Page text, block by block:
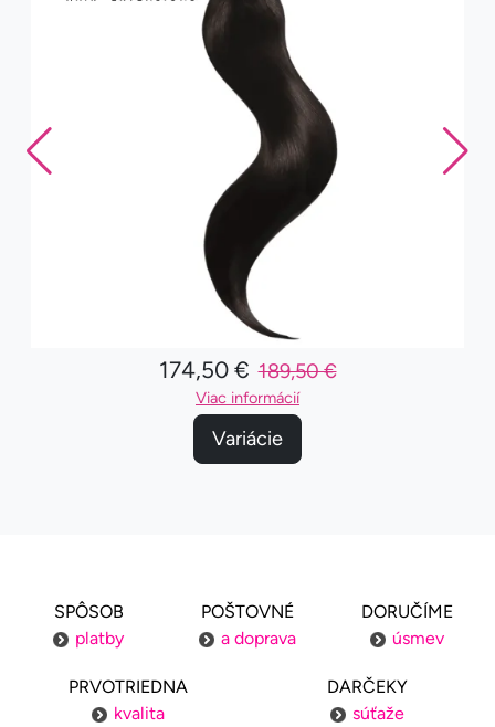
174,50 € 189,50 €
Viac informácií
Variácie
SPÔSOB
platby
POŠTOVNÉ
a doprava
DORUČÍME
úsmev
PRVOTRIEDNA
kvalita
DARČEKY
súťaže